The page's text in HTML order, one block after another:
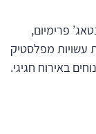
פרימיום,
עשויות מפלסטיק
באירוח חגיגי.